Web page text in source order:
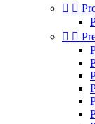
 
 